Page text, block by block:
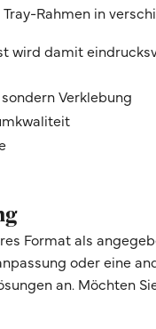
Rahmen in
wird damit
Verklebung
Format als
oder eine
an. Möchten